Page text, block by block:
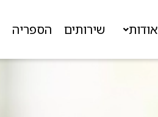
אודות שירותים הספריה